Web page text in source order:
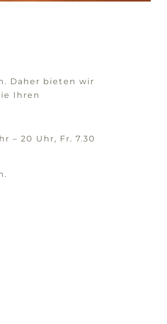
Daher bieten wir
Ihren
– 20 Uhr, Fr. 7.30